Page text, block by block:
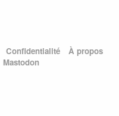
Confidentialité
À propos
Mastodon